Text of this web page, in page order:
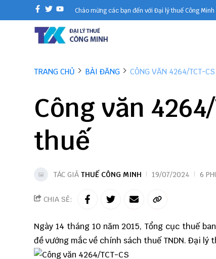
Chào mừng các bạn đến với Đại lý thuế Công Minh
TRANG CHỦ BÀI ĐĂNG CÔNG VĂN 4264/TCT-
Công văn
thuế
TÁC GIẢ THUẾ CÔNG MINH 19/07/2024 6
CHIA SẺ:
Ngày 14 tháng 10 năm 2015, Tổng cục thuế
đề vướng mắc về chính sách thuế TNDN. Đại lý